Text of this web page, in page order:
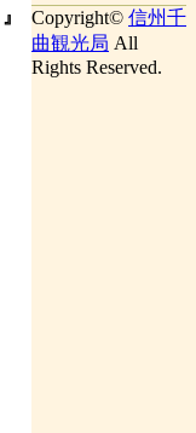
』 Copyright© 信州千
曲観光局 All
Rights Reserved.